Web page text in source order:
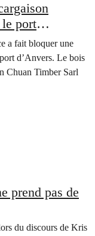
le port
a fait bloquer une
d’Anvers. Le bois
Chuan Timber Sarl
prend pas de
du discours de Kris